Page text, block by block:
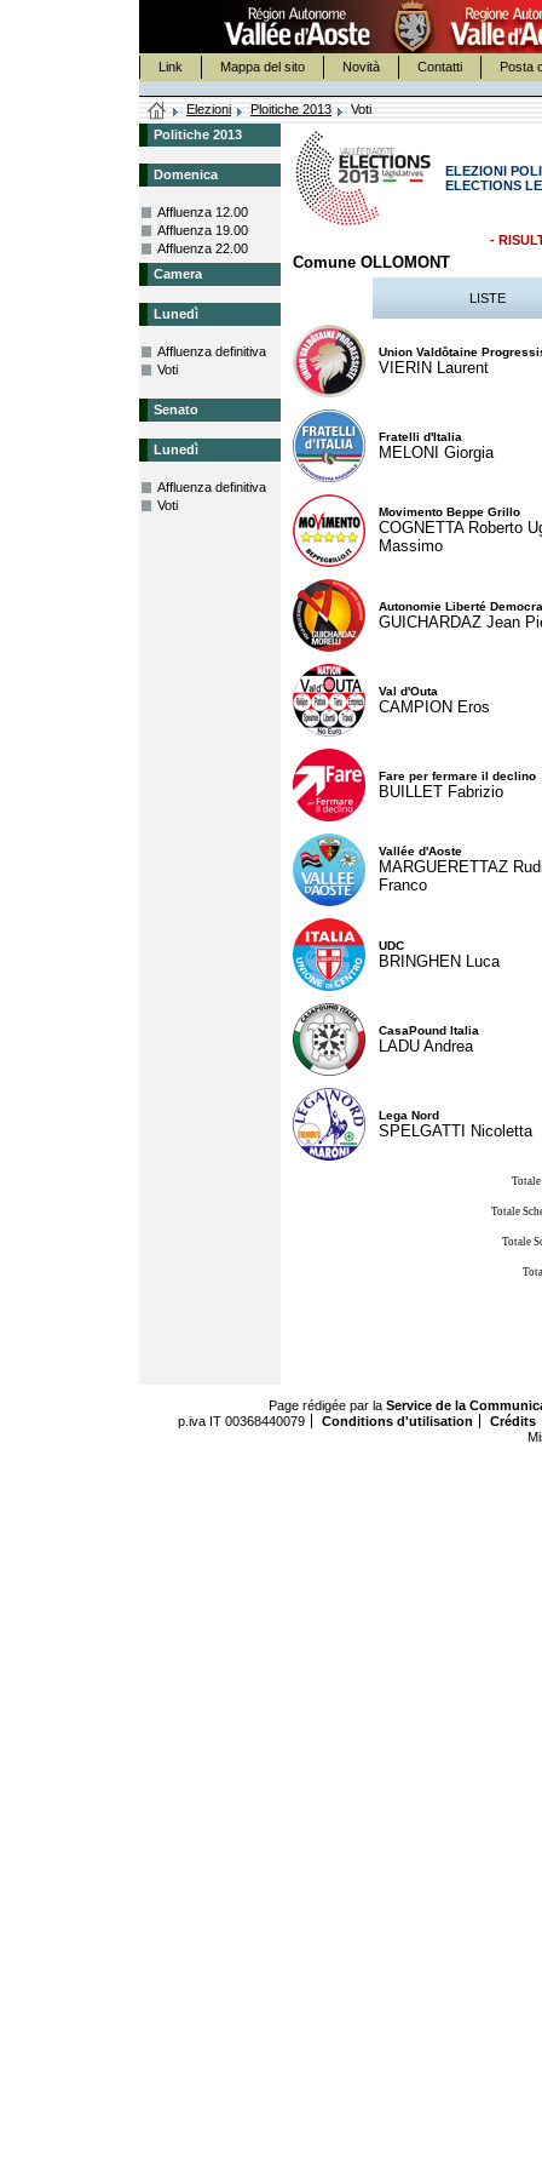
Link Mappa del sito Novità Contatti Posta
Elezioni Ploitiche 2013
Voti
Politiche 2013
Domenica
Affluenza 12.00
Affluenza 19.00
Affluenza 22.00
Camera
Lunedì
Affluenza definitiva
Voti
Senato
Lunedì
Affluenza definitiva
Voti
ELEZIONI
ELECTIONS
-
Comune OLLOMONT
LISTE
Union Valdôtaine
VIERIN Laurent
Fratelli d'Italia
MELONI Giorgia
Movimento Beppe Grillo
COGNETTA Roberto
Massimo
Autonomie Liberté
GUICHARDAZ Jean
Val d'Outa
CAMPION Eros
Fare per fermare il declino
BUILLET Fabrizio
Vallée d'Aoste
MARGUERETTAZ
Franco
UDC
BRINGHEN Luca
CasaPound Italia
LADU Andrea
Lega Nord
SPELGATTI Nicoletta
Totale
Totale
Page rédigée par la Service de la
p.iva IT 00368440079
Conditions d'utilisation
Crédits